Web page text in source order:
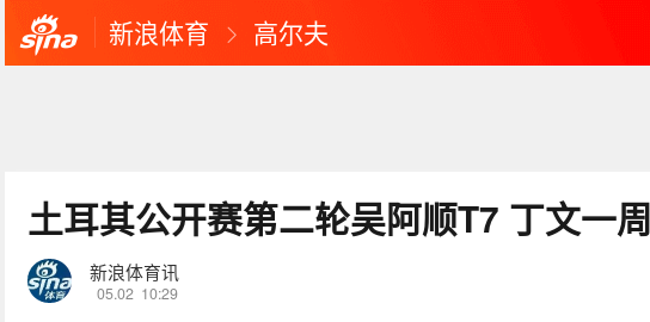
新浪体育 高尔夫
土耳其公开赛第二轮吴阿顺T7 丁文一
新浪体育讯
05.02 10:29